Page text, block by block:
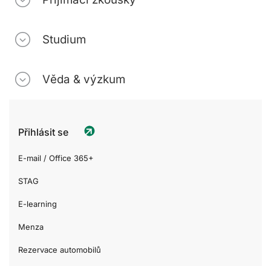
Studium
Věda & výzkum
Přihlásit se
E-mail / Office 365+
STAG
E-learning
Menza
Rezervace automobilů